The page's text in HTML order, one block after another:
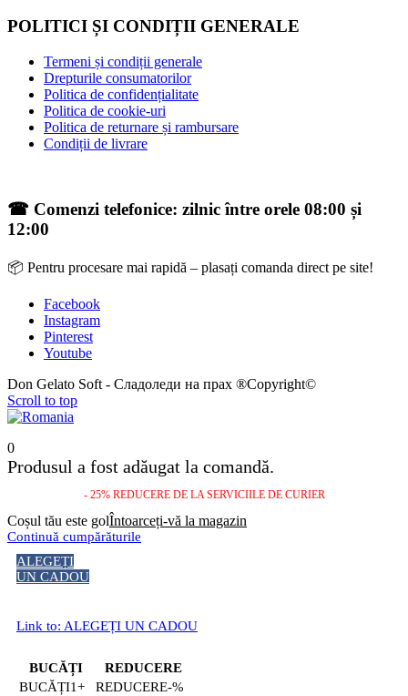
POLITICI ȘI CONDIȚII GENERALE
Termeni și condiții generale
Drepturile consumatorilor
Politica de confidențialitate
Politica de cookie-uri
Politica de returnare și rambursare
Condiții de livrare
☎ Comenzi telefonice: zilnic între orele 08:00 și
12:00
📦 Pentru procesare mai rapidă – plasați comanda direct pe site!
Facebook
Instagram
Pinterest
Youtube
Don Gelato Soft - Сладоледи на прах ®Copyright©
Scroll to top
0
Produsul a fost adăugat la comandă.
- 25% REDUCERE DE LA SERVICIILE DE CURIER
Coșul tău este golÎntoarceți-vă la magazin
Continuă cumpărăturile
ALEGEȚI
UN CADOU
Link to: ALEGEȚI UN CADOU
BUCĂȚI
REDUCERE
1+
-%